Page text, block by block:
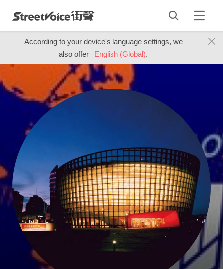
According to your device's language settings, we
also offer
English (Global).